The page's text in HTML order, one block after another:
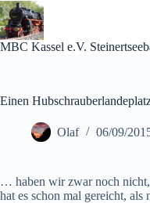
Zum
Inhalt
springen
MBC Kassel e.V.
Einen
Olaf 06/09/
… haben wir zwar noch
hat es schon mal gereicht, als